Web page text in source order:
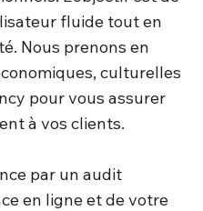
fluide tout en
Nous prenons en
culturelles
pour vous assurer
à vos clients.
par un audit
en ligne et de votre